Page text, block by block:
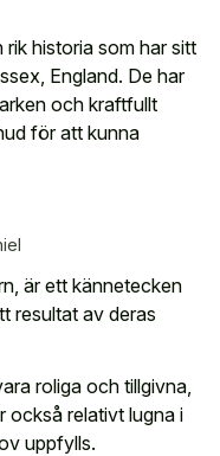
rik historia som har sitt
England. De har
ochkraftfullt
för att kunna
är ett kännetecken
resultat av deras
roliga och tillgivna,
också relativt lugna i
uppfylls.